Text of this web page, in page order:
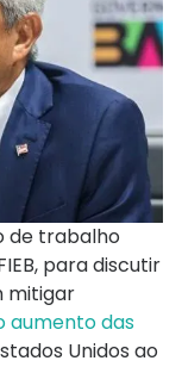
de trabalho
para discutir
mitigar
aumento das
Unidos ao